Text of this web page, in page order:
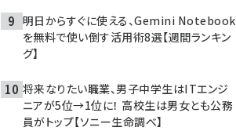
明日からすぐに使える、Gemini Notebook
を無料で使い倒す活用術8選【週間ランキン
グ】
将来なりたい職業、男子中学生はITエンジ
ニアが5位→1位に！ 高校生は男女とも公務
員がトップ【ソニー生命調べ】